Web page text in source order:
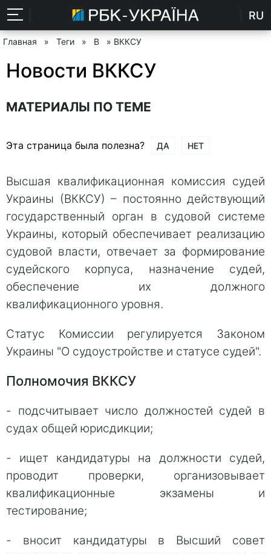
RU
Главная » Теги » В » ВККСУ
Новости ВККСУ
МАТЕРИАЛЫ ПО ТЕМЕ
Эта страница была полезна? ДА НЕТ
Высшая квалификационная комиссия судей
Украины (ВККСУ) – постоянно действующий
государственный орган в судовой системе
Украины, который обеспечивает реализацию
судовой власти, отвечает за формирование
судейского корпуса, назначение судей,
обеспечение их должного
квалификационного уровня.
Статус Комиссии регулируется Законом
Украины "О судоустройстве и статусе судей".
Полномочия ВККСУ
- подсчитывает число должностей судей в
судах общей юрисдикции;
- ищет кандидатуры на должности судей,
проводит проверки, организовывает
квалификационные экзамены и
тестирование;
- вносит кандидатуры в Высший совет